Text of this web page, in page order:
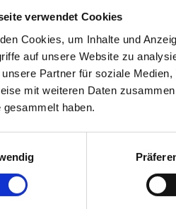
verwendet Cookies
Cookies, um Inhalte und
auf unsere Website zu
Partner für soziale
mit weiteren Daten
gesammelt haben.
– Zeit, es
Ängste und Zweifel
entwickeln Lösungen,
deinen
im Sattel.